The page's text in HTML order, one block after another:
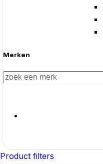
Merken
Product filters